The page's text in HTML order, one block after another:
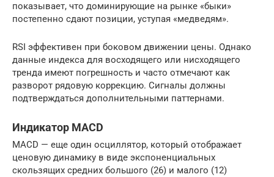
показывает, что доминирующие на рынке «быки»
постепенно сдают позиции, уступая «медведям».
RSI эффективен при боковом движении цены. Однако
данные индекса для восходящего или нисходящего
тренда имеют погрешность и часто отмечают как
разворот рядовую коррекцию. Сигналы должны
подтверждаться дополнительными паттернами.
Индикатор MACD
MACD — еще один осциллятор, который отображает
ценовую динамику в виде экспоненциальных
скользящих средних большого (26) и малого (12)